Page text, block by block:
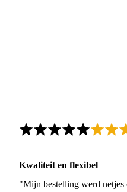
Kwaliteit en flexibel
"Mijn bestelling werd netjes